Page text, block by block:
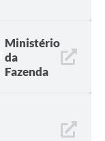
Ministério
da
Fazenda